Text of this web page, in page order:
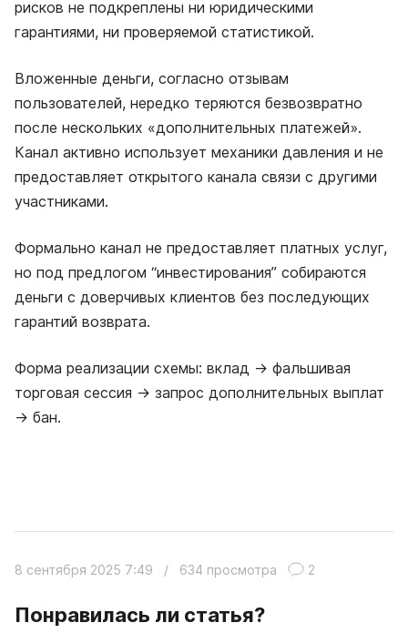
рисков не подкреплены ни юридическими
гарантиями, ни проверяемой статистикой.
Вложенные деньги, согласно отзывам
пользователей, нередко теряются безвозвратно
после нескольких «дополнительных платежей».
Канал активно использует механики давления и не
предоставляет открытого канала связи с другими
участниками.
Формально канал не предоставляет платных услуг,
но под предлогом “инвестирования” собираются
деньги с доверчивых клиентов без последующих
гарантий возврата.
Форма реализации схемы: вклад → фальшивая
торговая сессия → запрос дополнительных выплат
→ бан.
Понравилась ли статья?
8 сентября 2025 7:49 / 634 просмотра 2